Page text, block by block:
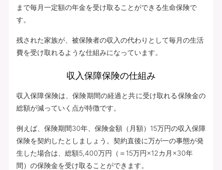
まで毎月一定額の年金を受け取ることができる生命保険で
す。
残された家族が、被保険者の収入の代わりとして毎月の生活
費を受け取れるような仕組みになっています。
収入保障保険の仕組み
収入保障保険は、保険期間の経過と共に受け取れる保険金の
総額が減っていく点が特徴です。
例えば、保険期間30年、保険金額（月額）15万円の収入保障
保険を契約したとしましょう。契約直後に万が一の事態が発
生した場合は、総額5,400万円（＝15万円×12カ月×30年
間）の保険金を受け取ることができます。